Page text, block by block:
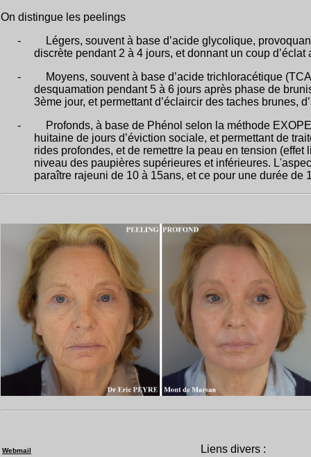
On distingue les peelings
-
Légers, souvent à base d’acide glycolique,
discrète pendant 2 à 4 jours, et donnant un coup d’éclat
-
Moyens, souvent à base d’acide trichloracétique
desquamation pendant 5 à 6 jours après phase de
3ème jour, et permettant d’éclaircir des taches brunes,
-
Profonds, à base de Phénol selon la méthode
huitaine de jours d’éviction sociale, et permettant de
rides profondes, et de remettre la peau en tension (effet
niveau des paupières supérieures et inférieures.
paraître rajeuni de 10 à 15ans, et ce pour une durée de
Webmail
Liens divers :